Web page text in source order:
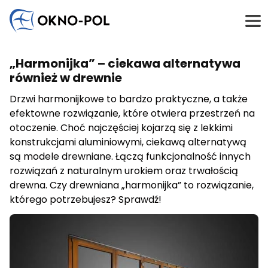
reklam, aby oferować funkcje społecznościowe i
analizować ruch w naszej witrynie. Informacje o tym, jak
społecznościowym, reklamowym i analitycznym.
Partnerzy mogą połączyć te informacje z innymi danymi
otrzymanymi od Ciebie lub uzyskanymi podczas
korzystania z ich usług.
Niezbędne
Niezbędne pliki cookie mają kluczowe znaczenie dla
podstawowych funkcji witryny i witryna nie będzie działać
przechowują żadnych danych umożliwiających
identyfikację osoby.
Napisz do nas
pytania?
szybko, jak to tylko możliwe.
Firma handlowa Firma budowlana
Firma montażowa
Inny
„Harmonijka” – ciekawa alternatywa
również w drewnie
Drzwi harmonijkowe to bardzo praktyczne, a także
efektowne rozwiązanie, które otwiera przestrzeń na
otoczenie. Choć najczęściej kojarzą się z lekkimi
konstrukcjami aluminiowymi, ciekawą alternatywą
są modele drewniane. Łączą funkcjonalność innych
rozwiązań z naturalnym urokiem oraz trwałością
drewna. Czy drewniana „harmonijka” to rozwiązanie,
którego potrzebujesz? Sprawdź!